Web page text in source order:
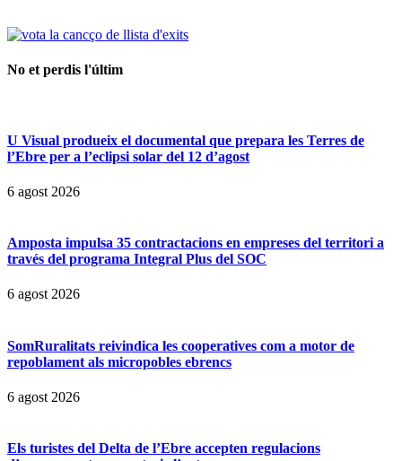
No et perdis l'últim
U Visual produeix el documental que prepara les Terres de
l’Ebre per a l’eclipsi solar del 12 d’agost
6 agost 2026
Amposta impulsa 35 contractacions en empreses del territori a
través del programa Integral Plus del SOC
6 agost 2026
SomRuralitats reivindica les cooperatives com a motor de
repoblament als micropobles ebrencs
6 agost 2026
Els turistes del Delta de l’Ebre accepten regulacions